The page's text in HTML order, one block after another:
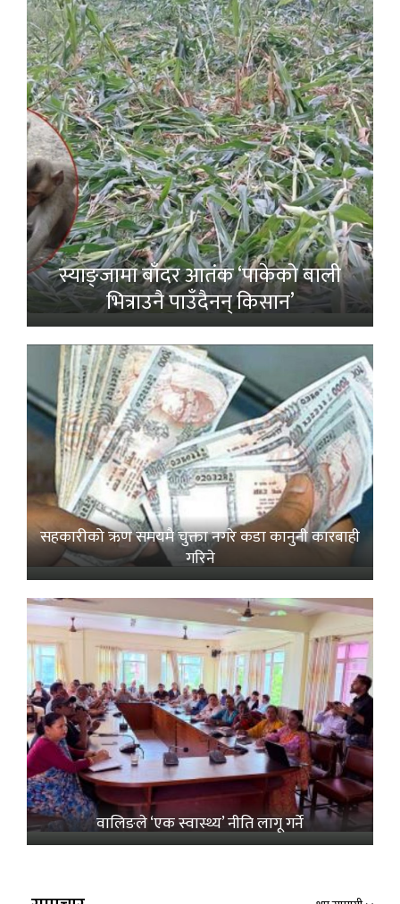
स्याङ्जामा बाँदर आतंक ‘पाकेको बाली
भित्राउनै पाउँदैनन् किसान’
सहकारीको ऋण समयमै चुक्ता नगरे कडा कानुनी कारबाही
गरिने
वालिङले ‘एक स्वास्थ्य’ नीति लागू गर्ने